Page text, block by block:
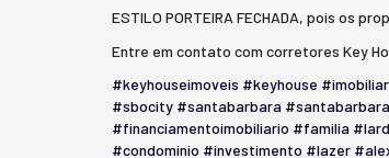
ESTILO PORTEIRA FECHADA, pois os
Entre em contato com corretores Key
#keyhouseimoveis #keyhouse
#sbocity #santabarbara
#financiamentoimobiliario #familia
#condominio #investimento #lazer